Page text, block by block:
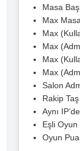
Masa
Max
Max
Max
Max
Max
Salon
Rakip
Aynı
Eşli Oyun
Oyun